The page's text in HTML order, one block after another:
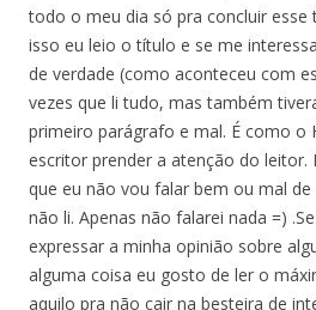
todo o meu dia só pra concluir esse
isso eu leio o título e se me
de verdade (como aconteceu com
vezes que li tudo, mas também
primeiro parágrafo e mal. É como o
escritor prender a atenção do leitor.
que eu não vou falar bem ou mal
não li. Apenas não falarei nada =)
expressar a minha opinião sobre
alguma coisa eu gosto de ler o
aquilo pra não cair na besteira de